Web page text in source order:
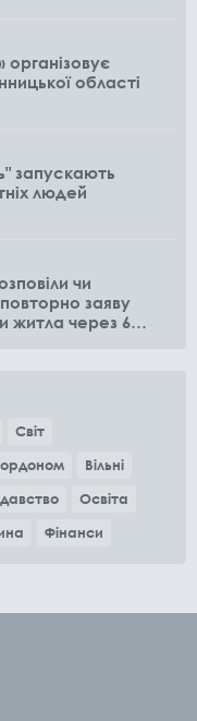
організовує
області
запускають
людей
чи
заяву
житла через 6
Світ
Вільні
Освіта
Фінанси